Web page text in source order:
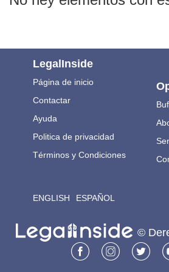
LegalInside
Página de inicio
Contactar
Ayuda
Politica de privacidad
Términos y Condiciones
ENGLISH ESPAÑOL
©